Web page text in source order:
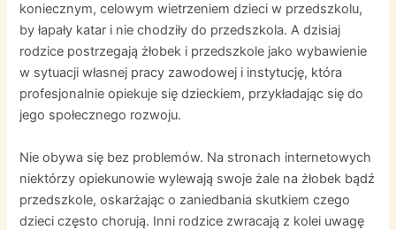
koniecznym, celowym wietrzeniem dzieci w przedszkolu,
by łapały katar i nie chodziły do przedszkola. A dzisiaj
rodzice postrzegają żłobek i przedszkole jako wybawienie
w sytuacji własnej pracy zawodowej i instytucję, która
profesjonalnie opiekuje się dzieckiem, przykładając się do
jego społecznego rozwoju.
Nie obywa się bez problemów. Na stronach internetowych
niektórzy opiekunowie wylewają swoje żale na żłobek bądź
przedszkole, oskarżając o zaniedbania skutkiem czego
dzieci często chorują. Inni rodzice zwracają z kolei uwagę